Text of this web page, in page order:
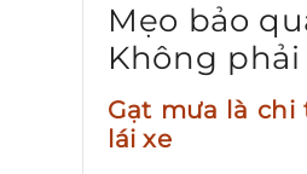
Mẹo bảo
Không
Gạt mưa là
lái xe